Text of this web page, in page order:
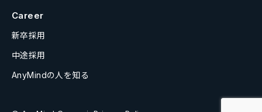
Career
新卒採用
中途採用
AnyMindの人を知る